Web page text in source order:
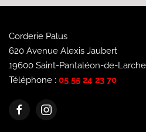
Corderie Palus
620 Avenue Alexis Jaubert
19600 Saint-Pantaléon-de-Larche
Téléphone : 05 55 24 23 70